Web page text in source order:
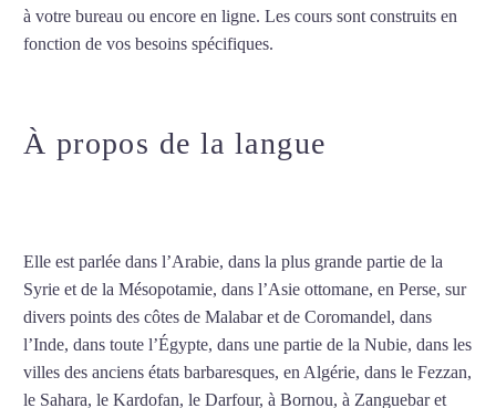
à votre bureau ou encore en ligne. Les cours sont construits en
fonction de vos besoins spécifiques.
À propos de la langue
Elle est parlée dans l’Arabie, dans la plus grande partie de la
Syrie et de la Mésopotamie, dans l’Asie ottomane, en Perse, sur
divers points des côtes de Malabar et de Coromandel, dans
l’Inde, dans toute l’Égypte, dans une partie de la Nubie, dans les
villes des anciens états barbaresques, en Algérie, dans le Fezzan,
le Sahara, le Kardofan, le Darfour, à Bornou, à Zanguebar et